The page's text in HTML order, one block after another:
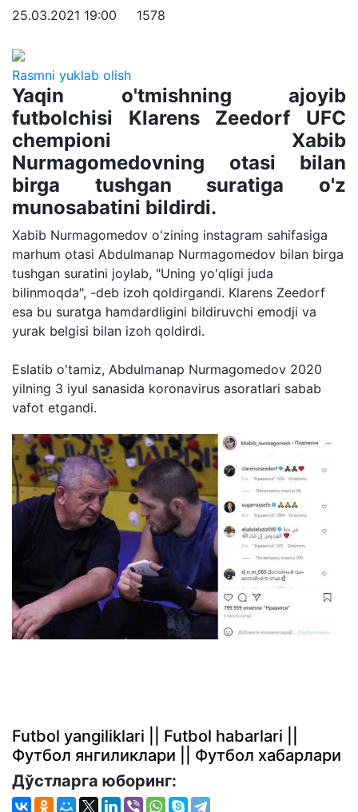
25.03.2021 19:00 1578
Rasmni yuklab olish
Yaqin o'tmishning ajoyib
futbolchisi Klarens Zeedorf UFC
chempioni Xabib
Nurmagomedovning otasi bilan
birga tushgan suratiga o'z
munosabatini bildirdi.
Xabib Nurmagomedov o'zining instagram sahifasiga
marhum otasi Abdulmanap Nurmagomedov bilan birga
tushgan suratini joylab, "Uning yo'qligi juda
bilinmoqda", -deb izoh qoldirgandi. Klarens Zeedorf
esa bu suratga hamdardligini bildiruvchi emodji va
yurak belgisi bilan izoh qoldirdi.
Eslatib o'tamiz, Abdulmanap Nurmagomedov 2020
yilning 3 iyul sanasida koronavirus asoratlari sabab
vafot etgandi.
Futbol yangiliklari || Futbol habarlari ||
Футбол янгиликлари || Футбол хабарлари
Дўстларга юборинг: